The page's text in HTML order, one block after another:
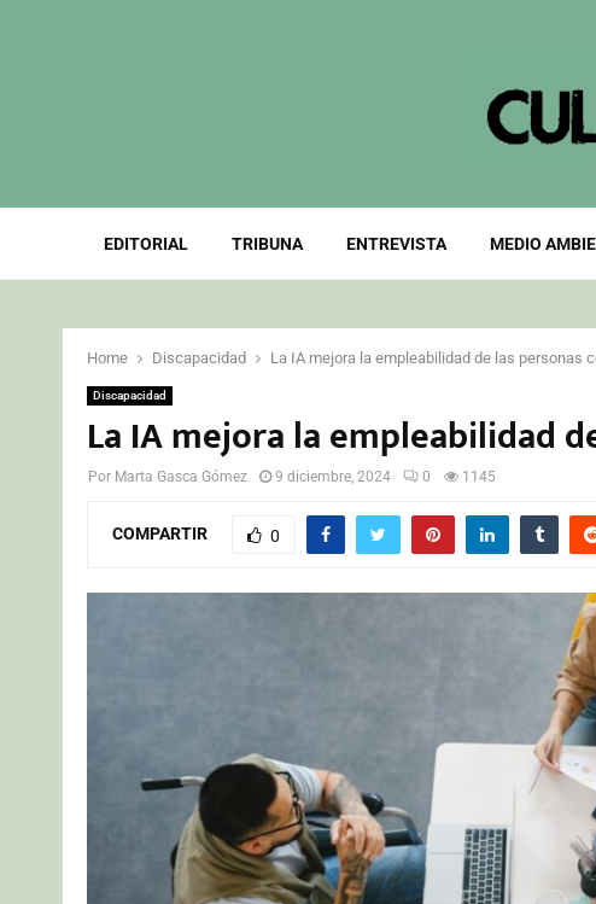
EDITORIAL TRIBUNA ENTREVISTA MEDIO
Home Discapacidad La IA mejora la empleabilidad de las personas
Discapacidad
La IA mejora la empleabilidad
Por Marta Gasca Gómez 9 diciembre, 2024 0 1145
COMPARTIR 0